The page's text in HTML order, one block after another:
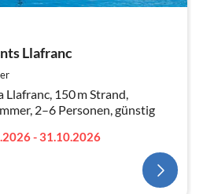
Llafranc
150 m Strand,
2–6 Personen, günstig
- 31.10.2026